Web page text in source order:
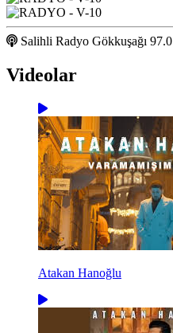
Salihli Radyo Gökkuşağı 97.0
Videolar
Atakan Hanoğlu